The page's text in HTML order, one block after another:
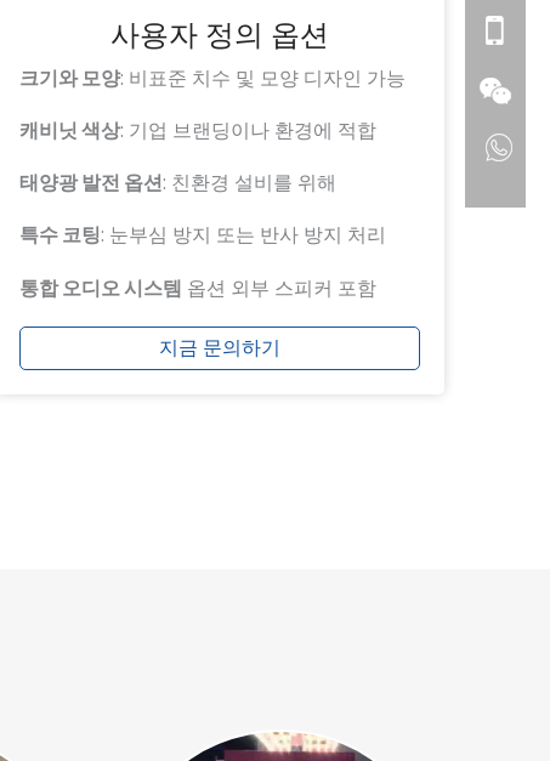
사용자 정의 옵션
크기와 모양: 비표준 치수 및 모양 디자인 가능
캐비닛 색상: 기업 브랜딩이나 환경에 적합
태양광 발전 옵션: 친환경 설비를 위해
특수 코팅: 눈부심 방지 또는 반사 방지 처리
통합 오디오 시스템 옵션 외부 스피커 포함
지금 문의하기